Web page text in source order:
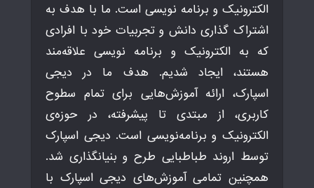
الکترونیک و برنامه نویسی است. ما با هدف به
اشتراک گذاری دانش و تجربیات خود با افرادی
که به الکترونیک و برنامه نویسی علاقه‌مند
هستند، ایجاد شدیم. هدف ما در دیجی
اسپارک، ارائه آموزش‌هایی برای تمام سطوح
کاربری، از مبتدی تا پیشرفته، در حوزه‌ی
الکترونیک و برنامه‌نویسی است. دیجی اسپارک
توسط اروند طباطبایی طرح و بنیانگذاری شد.
همچنین تمامی آموزش‌های دیجی اسپارک با